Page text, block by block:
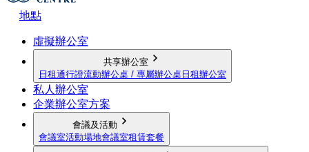
地點
虛擬辦公室
共享辦公室
日租通行證流動辦公桌 / 專屬辦公桌 日租辦公室
私人辦公室
企業辦公室方案
會議及活動
會議室活動場地會議室租賃套餐